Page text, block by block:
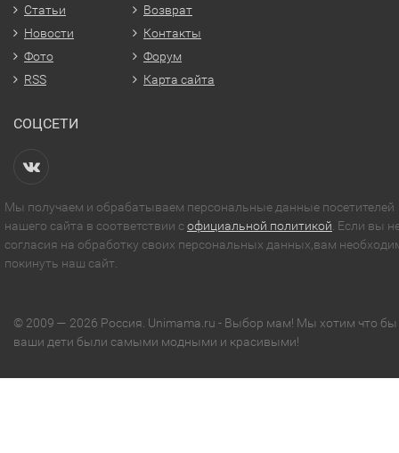
Статьи
Новости
Фото
RSS
Возврат
Контакты
Форум
Карта сайта
СОЦСЕТИ
Мы получаем и обрабатываем персональные данные посетителей
нашего сайта в соответствии софициальной политикой . Если вы
согласия на обработку своих персональных данных,вам
покинуть наш сайт.
© 2009 — 2026 Россия. Unimama.ru - Выбор мам! Мы хотим что бы
ваши дети были самыми модными и красивыми!